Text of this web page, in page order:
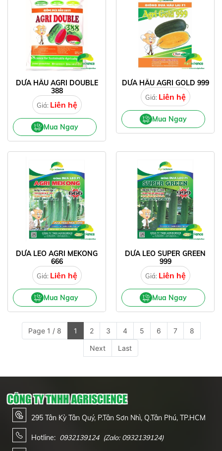
DƯA HẤU AGRI DOUBLE
388
Giá: Liên hệ
Mua Ngay
DƯA HẤU AGRI GOLD 999
Giá: Liên hệ
Mua Ngay
DƯA LEO AGRI MEKONG
666
Giá: Liên hệ
Mua Ngay
DƯA LEO SUPER GREEN
999
Giá: Liên hệ
Mua Ngay
Page 1 / 8 1 2 3 4 5 6 7 8
Next Last
CÔNG TY TNHH AGRISCIENCE
295 Tân Kỳ Tân Quý, P.Tân Sơn Nhì, Q.Tân Phú, TP.HCM
Hotline: 0932139124 (Zalo: 0932139124)